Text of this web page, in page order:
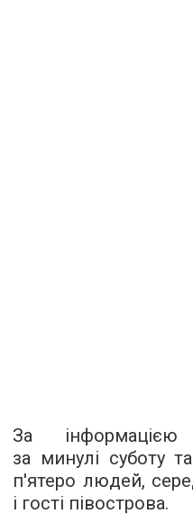
За інформацією
за минулі суботу
п'ятеро людей,
і гості півострова.